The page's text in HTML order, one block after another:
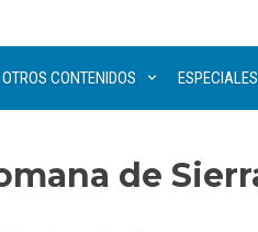
OTROS CONTENIDOS ESPECIALES
de